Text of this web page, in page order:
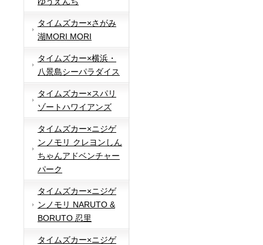
タイムズカー×さがみ
湖MORI MORI
タイムズカー×横浜・
八景島シーパラダイス
タイムズカー×スパリ
ゾートハワイアンズ
タイムズカー×ニジゲ
ンノモリ クレヨンしん
ちゃんアドベンチャー
パーク
タイムズカー×ニジゲ
ンノモリ NARUTO &
BORUTO 忍里
タイムズカー×ニジゲ